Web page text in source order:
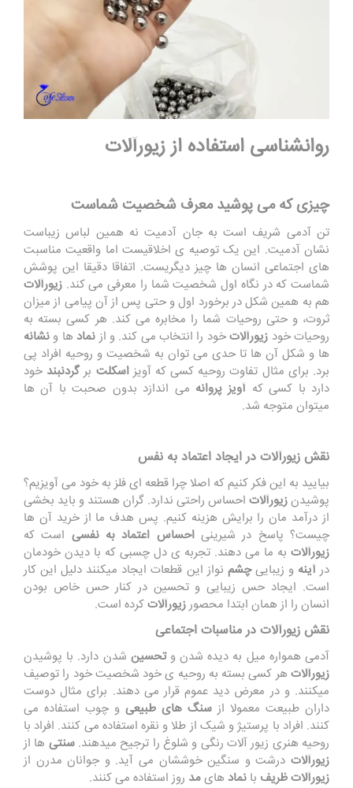
روانشناسی استفاده از زیورآلات
چیزی که می پوشید معرف شخصیت شماست
تن آدمی شریف است به جان آدمیت نه همین لباس زیباست
نشان آدمیت. این یک توصیه ی اخلاقیست اما واقعیت مناسبت
های اجتماعی انسان ها چیز دیگریست. اتفاقا دقیقا این پوشش
شماست که در نگاه اول شخصیت شما را معرفی می کند. زیورآلات
هم به همین شکل در برخورد اول و حتی پس از آن پیامی از میزان
ثروت، و حتی روحیات شما را مخابره می کند. هر کسی بسته به
روحیات خود زیورآلاتخود را انتخاب می کند. و از نمادها و نشانه
ها و شکل آن ها تا حدی می توان به شخصیت و روحیه افراد پی
برد. برای مثال تفاوت روحیه کسی که آویزاسکلت بر گردنبند خود
دارد با کسی که آویز پروانه می اندازد بدون صحبت با آن ها
میتوان متوجه شد.
نقش زیورآلات در ایجاد اعتماد به نفس
بیایید به این فکر کنیم که اصلا چرا قطعه ای فلز به خود می آویزیم؟
پوشیدنزیورآلات احساس راحتی ندارد. گران هستند و باید بخشی
از درآمد مان را برایش هزینه کنیم. پس هدف ما از خرید آن ها
چیست؟ پاسخ در شیرینیاحساس اعتماد به نفسی است که
زیورآلات به ما می دهند. تجربه ی دل چسبی که با دیدن خودمان
درآینه و زیباییچشم نواز این قطعات ایجاد میکنند دلیل این کار
است. ایجاد حس زیبایی و تحسین در کنار حس خاص بودن
انسان را از همان ابتدا محصورزیورآلاتکرده است.
نقش زیورآلات در مناسبات اجتماعی
آدمی همواره میل به دیده شدن وتحسین شدن دارد. با پوشیدن
زیورآلات هر کسی بسته به روحیه ی خود شخصیت خود را توصیف
میکنند. و در معرض دید عموم قرار می دهند. برای مثال دوست
داران طبیعت معمولا از سنگ های طبیعی و چوب استفاده می
کنند. افراد با پرستیژ و شیک از طلا و نقره استفاده می کنند. افراد با
روحیه هنری زیور آلات رنگی و شلوغ را ترجیح میدهند.سنتی ها از
زیورآلات درشت و سنگین خوششان می آید. و جوانان مدرن از
زیورآلات ظریف با نماد هایمد روز استفاده می کنند.